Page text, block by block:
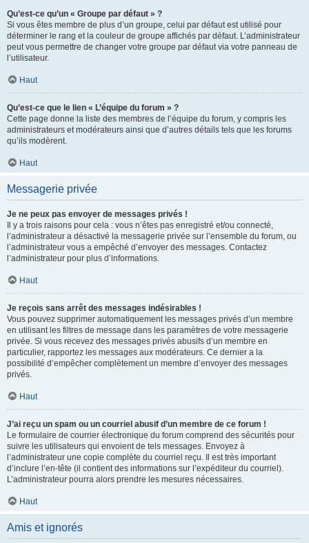
Qu’est-ce qu’un « Groupe par défaut » ?
Si vous êtes membre de plus d’un groupe, celui par défaut est utilisé pour
déterminer le rang et la couleur de groupe affichés par défaut. L’administrateur
peut vous permettre de changer votre groupe par défaut via votre panneau de
l’utilisateur.
Haut
Qu’est-ce que le lien « L’équipe du forum » ?
Cette page donne la liste des membres de l’équipe du forum, y compris les
administrateurs et modérateurs ainsi que d’autres détails tels que les forums
qu’ils modèrent.
Haut
Messagerie privée
Je ne peux pas envoyer de messages privés !
Il y a trois raisons pour cela : vous n’êtes pas enregistré et/ou connecté,
l’administrateur a désactivé la messagerie privée sur l’ensemble du forum, ou
l’administrateur vous a empêché d’envoyer des messages. Contactez
l’administrateur pour plus d’informations.
Haut
Je reçois sans arrêt des messages indésirables !
Vous pouvez supprimer automatiquement les messages privés d’un membre
en utilisant les filtres de message dans les paramètres de votre messagerie
privée. Si vous recevez des messages privés abusifs d’un membre en
particulier, rapportez les messages aux modérateurs. Ce dernier a la
possibilité d’empêcher complètement un membre d’envoyer des messages
privés.
Haut
J’ai reçu un spam ou un courriel abusif d’un membre de ce forum !
Le formulaire de courrier électronique du forum comprend des sécurités pour
suivre les utilisateurs qui envoient de tels messages. Envoyez à
l’administrateur une copie complète du courriel reçu. Il est très important
d’inclure l’en-tête (il contient des informations sur l’expéditeur du courriel).
L’administrateur pourra alors prendre les mesures nécessaires.
Haut
Amis et ignorés